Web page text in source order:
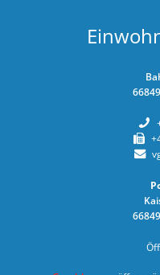
66849
66849